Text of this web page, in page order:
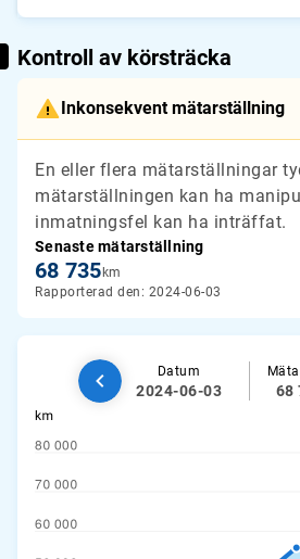
Kontroll av körsträcka
Inkonsekvent mätarställning
En eller flera mätarställningar
mätarställningen kan ha
inmatningsfel kan ha inträffat.
Senaste mätarställning
68 735 km
Rapporterad den: 2024-06-03
Datum
2024-06-03 68